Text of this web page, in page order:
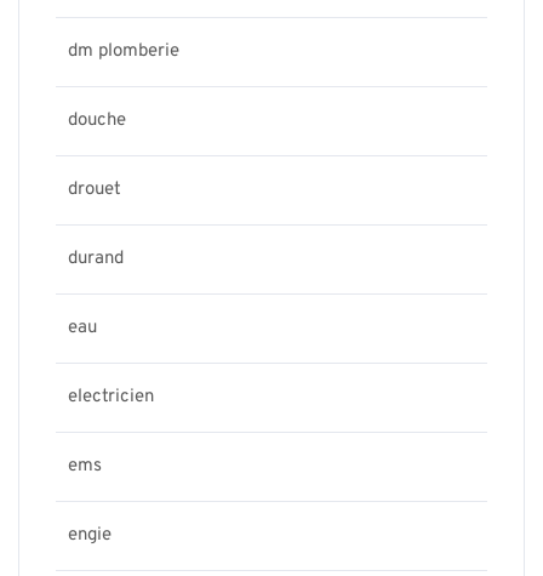
dm plomberie
douche
drouet
durand
eau
electricien
ems
engie